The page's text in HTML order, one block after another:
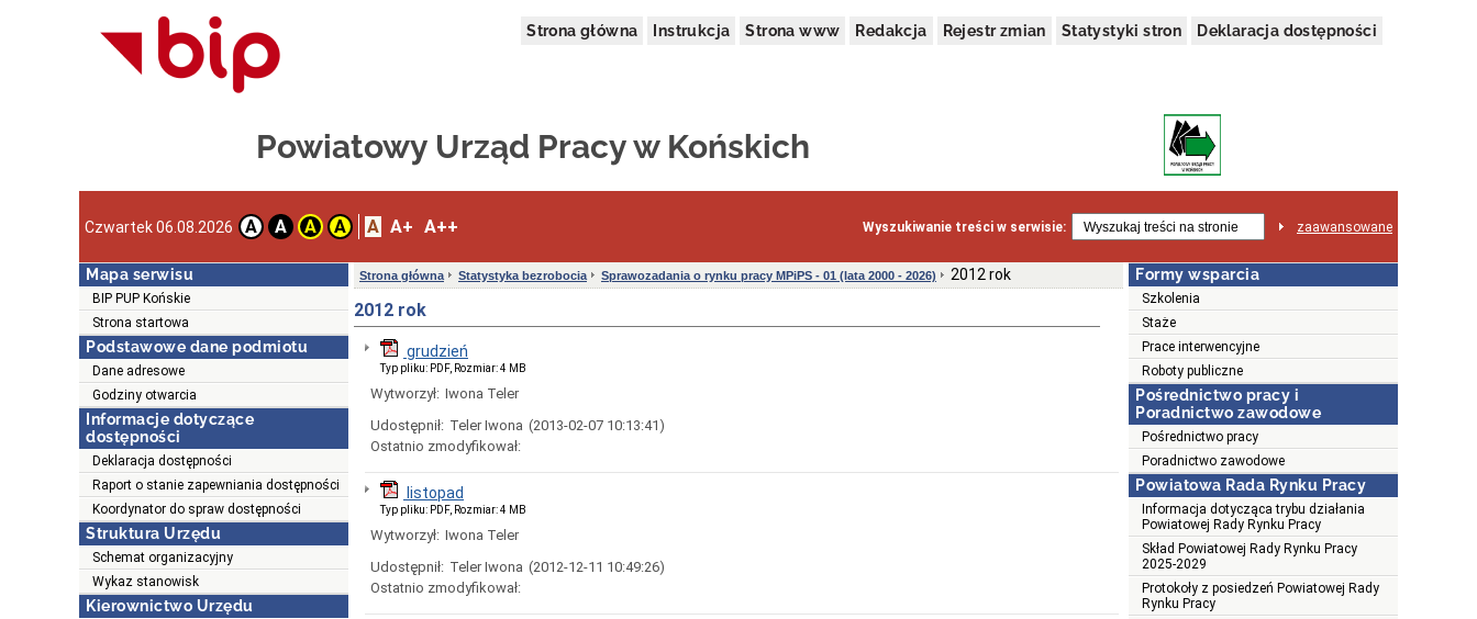
Strona główna Instrukcja Strona www Redakcja Rejestr zmian Statystyki stron Deklaracja dostępności
Powiatowy Urząd Pracy w Końskich
Czwartek 06.08.2026 A A A A A A+ A++ Wyszukiwanie treści w serwisie: zaawansowane
Mapa serwisu
BIP PUP Końskie
Strona startowa
Podstawowe dane podmiotu
Dane adresowe
Godziny otwarcia
Informacje dotyczące
dostępności
Deklaracja dostępności
Raport o stanie zapewniania dostępności
Koordynator do spraw dostępności
Struktura Urzędu
Schemat organizacyjny
Wykaz stanowisk
Kierownictwo Urzędu
Strona główna Statystyka bezrobocia Sprawozadania o rynku pracy MPiPS - 01 (lata 2000 - 2026) 2012 rok
2012 rok
grudzień
Typ pliku: PDF, Rozmiar: 4 MB
Wytworzył: Iwona Teler
Udostępnił: Teler Iwona (2013-02-07 10:13:41)
Ostatnio zmodyfikował:
listopad
Typ pliku: PDF, Rozmiar: 4 MB
Wytworzył: Iwona Teler
Udostępnił: Teler Iwona (2012-12-11 10:49:26)
Ostatnio zmodyfikował:
Formy wsparcia
Szkolenia
Staże
Prace interwencyjne
Roboty publiczne
Pośrednictwo pracy i
Poradnictwo zawodowe
Pośrednictwo pracy
Poradnictwo zawodowe
Powiatowa Rada Rynku Pracy
Informacja dotycząca trybu działania
Powiatowej Rady Rynku Pracy
Skład Powiatowej Rady Rynku Pracy
2025-2029
Protokoły z posiedzeń Powiatowej Rady
Rynku Pracy